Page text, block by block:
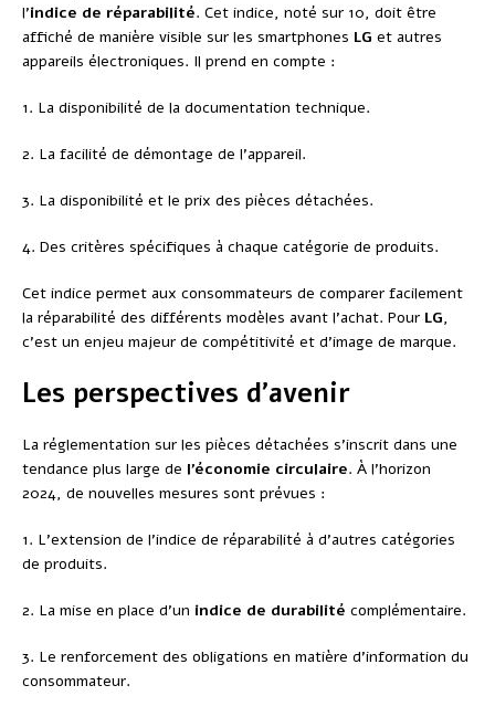
l’indice de réparabilité. Cet indice, noté sur 10, doit être
affiché de manière visible sur les smartphones LG et autres
appareils électroniques. Il prend en compte :
1. La disponibilité de la documentation technique.
2. La facilité de démontage de l’appareil.
3. La disponibilité et le prix des pièces détachées.
4. Des critères spécifiques à chaque catégorie de produits.
Cet indice permet aux consommateurs de comparer facilement
la réparabilité des différents modèles avant l’achat. Pour LG,
c’est un enjeu majeur de compétitivité et d’image de marque.
Les perspectives d’avenir
La réglementation sur les pièces détachées s’inscrit dans une
tendance plus large de l’économie circulaire. À l’horizon
2024, de nouvelles mesures sont prévues :
1. L’extension de l’indice de réparabilité à d’autres catégories
de produits.
2. La mise en place d’un indice de durabilité complémentaire.
3. Le renforcement des obligations en matière d’information du
consommateur.